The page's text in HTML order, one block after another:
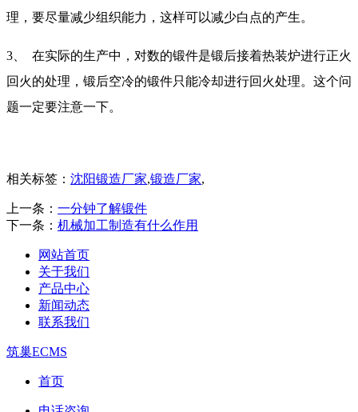
理，要尽量减少组织能力，这样可以减少白点的产生。
3、
在实际的生产中，对数的锻件是锻后接着热装炉进行正火
回火的处理，锻后空冷的锻件只能冷却进行回火处理。这个问
题一定要注意一下。
相关标签： 沈阳锻造厂家,锻造厂家,
上一条： 一分钟了解锻件
下一条： 机械加工制造有什么作用
网站首页
关于我们
产品中心
新闻动态
联系我们
筑巢ECMS
首页